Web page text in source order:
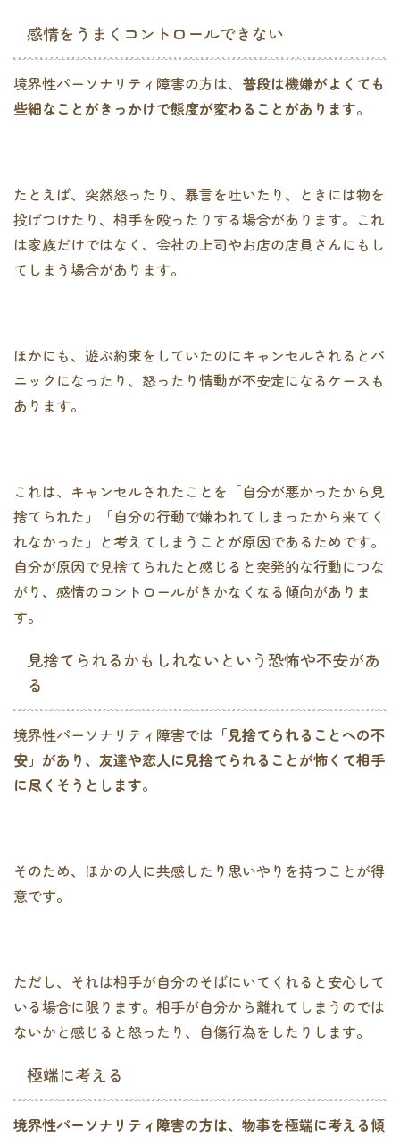
感情をうまくコントロールできない
境界性パーソナリティ障害の方は、 普段は機嫌がよくても
些細なことがきっかけで態度が変わることがあります。
たとえば、突然怒ったり、暴言を吐いたり、ときには物を
投げつけたり、相手を殴ったりする場合があります。これ
は家族だけではなく、会社の上司やお店の店員さんにもし
てしまう場合があります。
ほかにも、遊ぶ約束をしていたのにキャンセルされるとパ
ニックになったり、怒ったり情動が不安定になるケースも
あります。
これは、キャンセルされたことを「自分が悪かったから見
捨てられた」「自分の行動で嫌われてしまったから来てく
れなかった」と考えてしまうことが原因であるためです。
自分が原因で見捨てられたと感じると突発的な行動につな
がり、感情のコントロールがきかなくなる傾向がありま
す。
見捨てられるかもしれないという恐怖や不安があ
る
境界性パーソナリティ障害では 「見捨てられることへの不
安」があり、友達や恋人に見捨てられることが怖くて相手
に尽くそうとします。
そのため、ほかの人に共感したり思いやりを持つことが得
意です。
ただし、それは相手が自分のそばにいてくれると安心して
いる場合に限ります。相手が自分から離れてしまうのでは
ないかと感じると怒ったり、自傷行為をしたりします。
極端に考える
境界性パーソナリティ障害の方は、物事を極端に考える傾